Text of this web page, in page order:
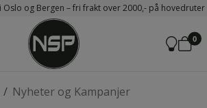
Oslo og Bergen – fri frakt over 2000,- på
0
/ Nyheter og Kampanjer